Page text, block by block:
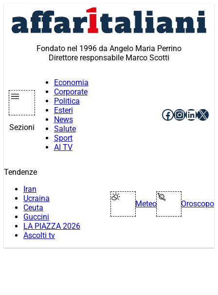
contenuto
Fondato nel 1996 da Angelo Maria Perrino
Direttore responsabile Marco Scotti
Sezioni
Economia
Corporate
Politica
Esteri
News
Salute
Sport
AI TV
Facebook
X
Tendenze
Iran
Ucraina
Ceuta
Guccini
LA PIAZZA 2026
Ascolti tv
Meteo Oroscopo